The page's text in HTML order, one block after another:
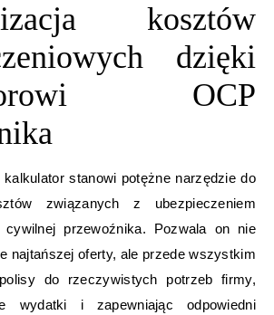
kosztów
dzięki
OCP
stanowi potężne narzędzie do
związanych z ubezpieczeniem
cywilnej przewoźnika. Pozwala on nie
najtańszej oferty, ale przede wszystkim
do rzeczywistych potrzeb firmy,
wydatki i zapewniając odpowiedni